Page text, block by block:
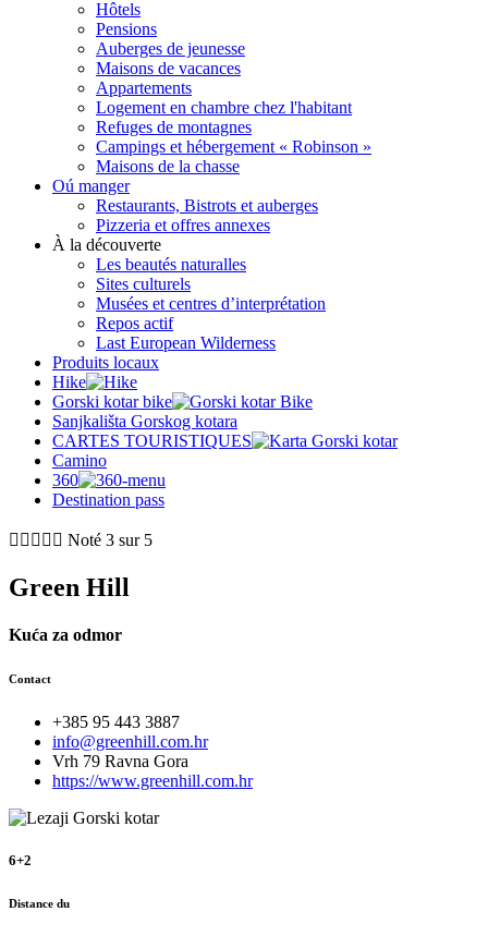
Hôtels
Pensions
Auberges de jeunesse
Maisons de vacances
Appartements
Logement en chambre chez l'habitant
Refuges de montagnes
Campings et hébergement « Robinson »
Maisons de la chasse
Oú manger
Restaurants, Bistrots et auberges
Pizzeria et offres annexes
À la découverte
Les beautés naturalles
Sites culturels
Musées et centres d’interprétation
Repos actif
Last European Wilderness
Produits locaux
Hike
Gorski kotar bike
Sanjkališta Gorskog kotara
CARTES TOURISTIQUES
Camino
360
Destination pass
     Noté 3 sur 5
Green Hill
Kuća za odmor
Contact
+385 95 443 3887
info@greenhill.com.hr
Vrh 79 Ravna Gora
https://www.greenhill.com.hr
6+2
Distance du